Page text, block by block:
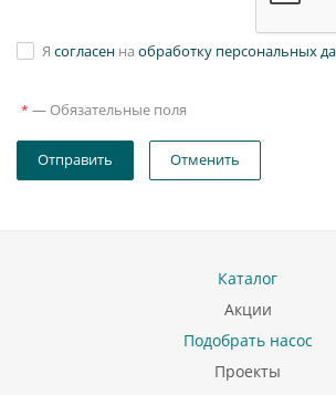
Я согласен на обработку персональных
* — Обязательные поля
Отправить Отменить
Каталог
Акции
Подобрать насос
Проекты